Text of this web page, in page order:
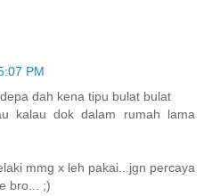
PM
dah kena tipu bulat bulat
kalau dok dalam rumah lama
mmg x leh pakai...jgn percaya
bro... ;)